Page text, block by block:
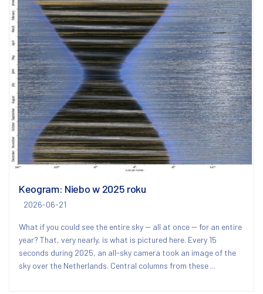
Keogram: Niebo w 2025 roku
2026-06-21
What if you could see the entire sky -- all at once -- for an entire
year? That, very nearly, is what is pictured here. Every 15
seconds during 2025, an all-sky camera took an image of the
sky over the Netherlands. Central columns from these ...